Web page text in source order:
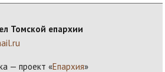
Томской епархии
— проект «Епархия»